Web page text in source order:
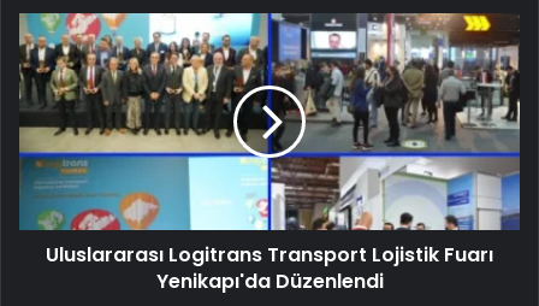
Uluslararası Logitrans Transport Lojistik Fuarı
Yenikapı'da Düzenlendi